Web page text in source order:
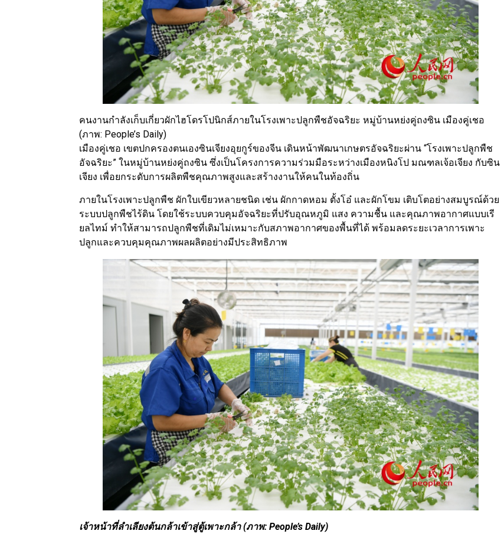
คนงานกำลังเก็บเกี่ยวผักไฮโดรโปนิกส์ภายในโรงเพาะปลูกพืชอัจฉริยะ หมู่บ้านหย่งคู่ถงซิน เมืองคู่เชอ
(ภาพ: People’s Daily)
เมืองคู่เชอ เขตปกครองตนเองซินเจียงอุยกูร์ของจีน เดินหน้าพัฒนาเกษตรอัจฉริยะผ่าน “โรงเพาะปลูกพืช
อัจฉริยะ” ในหมู่บ้านหย่งคู่ถงซิน ซึ่งเป็นโครงการความร่วมมือระหว่างเมืองหนิงโป มณฑลเจ้อเจียง กับซิน
เจียง เพื่อยกระดับการผลิตพืชคุณภาพสูงและสร้างงานให้คนในท้องถิ่น
ภายในโรงเพาะปลูกพืช ผักใบเขียวหลายชนิด เช่น ผักกาดหอม ตั้งโอ๋ และผักโขม เติบโตอย่างสมบูรณ์ด้วย
ระบบปลูกพืชไร้ดิน โดยใช้ระบบควบคุมอัจฉริยะที่ปรับอุณหภูมิ แสง ความชื้น และคุณภาพอากาศแบบเรี
ยลไทม์ ทำให้สามารถปลูกพืชที่เดิมไม่เหมาะกับสภาพอากาศของพื้นที่ได้ พร้อมลดระยะเวลาการเพาะ
ปลูกและควบคุมคุณภาพผลผลิตอย่างมีประสิทธิภาพ
เจ้าหน้าที่ลำเลียงต้นกล้าเข้าสู่ตู้เพาะกล้า (ภาพ: People’s Daily)